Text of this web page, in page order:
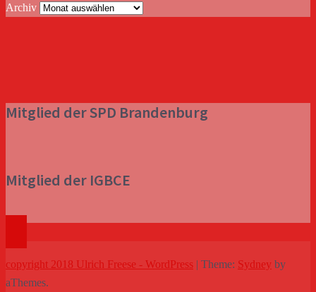
Archiv
Mitglied der SPD Brandenburg
Mitglied der IGBCE
copyright 2018 Ulrich Freese - WordPress | Theme: Sydney by
aThemes.